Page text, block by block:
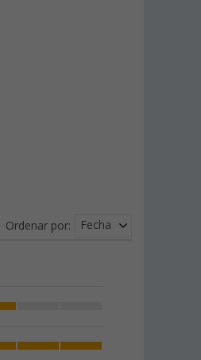
Ordenar por: Fecha